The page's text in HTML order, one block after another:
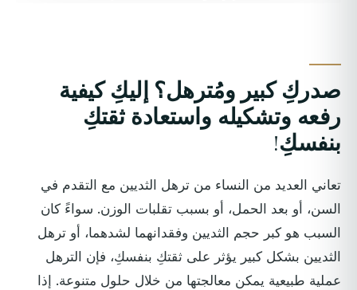
صدركِ كبير ومُترهل؟ إليكِ كيفية
رفعه وتشكيله واستعادة ثقتكِ
بنفسكِ!
تعاني العديد من النساء من ترهل الثديين مع التقدم في
السن، أو بعد الحمل، أو بسبب تقلبات الوزن. سواءً كان
السبب هو كبر حجم الثديين وفقدانهما لشدهما، أو ترهل
الثديين بشكل كبير يؤثر على ثقتكِ بنفسكِ، فإن الترهل
عملية طبيعية يمكن معالجتها من خلال حلول متنوعة. إذا